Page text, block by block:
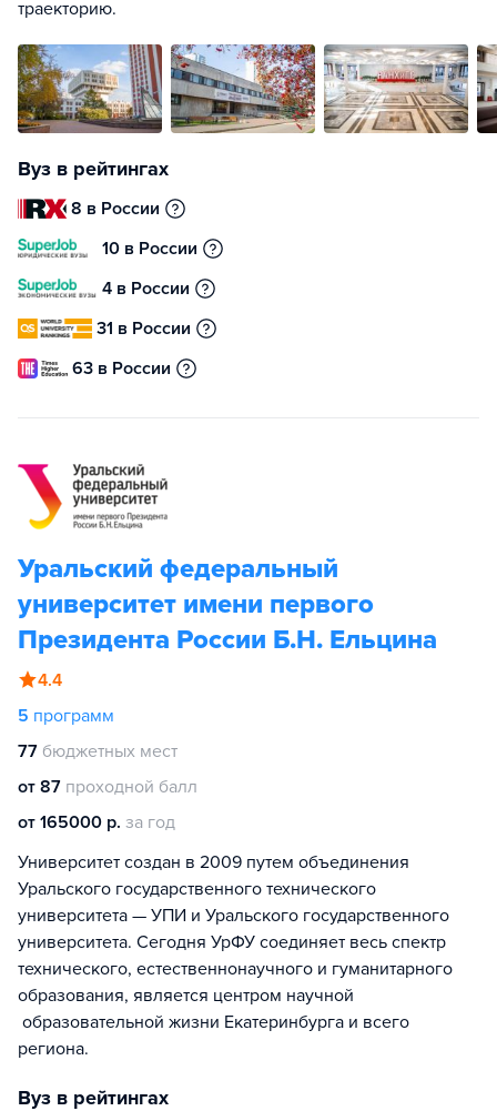
траекторию.
Вуз в рейтингах
8 в России
10 в России
4 в России
31 в России
63 в России
Уральский федеральный
университет имени первого
Президента России Б.Н. Ельцина
4.4
5 программ
77 бюджетных мест
от 87 проходной балл
от 165000 р. за год
Университет создан в 2009 путем объединения
Уральского государственного технического
университета — УПИ и Уральского государственного
университета. Сегодня УрФУ соединяет весь спектр
технического, естественнонаучного и гуманитарного
образования, является центром научной
образовательной жизни Екатеринбурга и всего
региона.
Вуз в рейтингах